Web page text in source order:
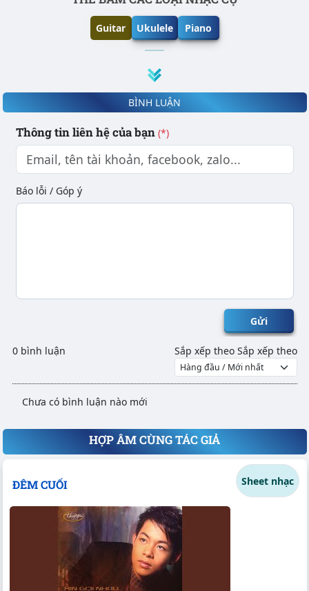
Guitar Ukulele Piano
BÌNH LUẬN
Thông tin liên hệ của bạn (*)
Báo lỗi / Góp ý
Gửi
0 bình luận Sắp xếp theo Sắp xếp theo
Chưa có bình luận nào mới
HỢP ÂM CÙNG TÁC GIẢ
ĐÊM CUỐI Sheet nhạc